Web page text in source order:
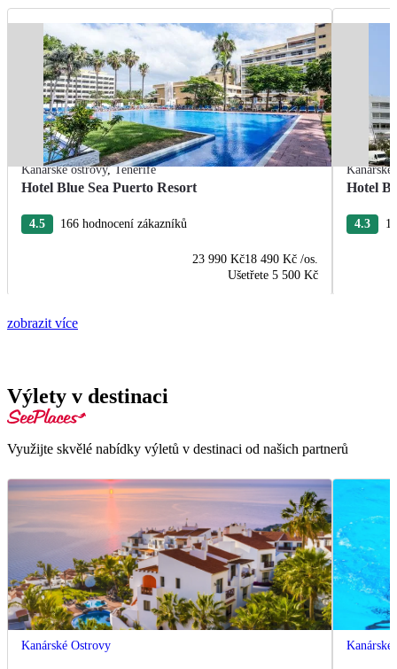
Kanárské ostrovy,Tenerife
Hotel Blue Sea Puerto Resort
4.5 166 hodnocení zákazníků
23 990 Kč18 490 Kč /os.
Ušetřete 5 500 Kč
Kanárské
Hotel
4.3
zobrazit více
Výlety v destinaci
Využijte skvělé nabídky výletů v destinaci od našich partnerů
Kanárské Ostrovy